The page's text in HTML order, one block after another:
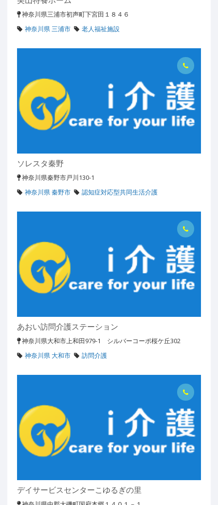
神奈川県三浦市初声町下宮田１８４６
神奈川県 三浦市
老人福祉施設
ソレスタ秦野
神奈川県秦野市戸川130-1
神奈川県 秦野市
認知症対応型共同生活介護
あおい訪問介護ステーション
神奈川県大和市上和田979-1 シルバーコーポ桜ケ丘302
神奈川県 大和市
訪問介護
デイサービスセンターこゆるぎの里